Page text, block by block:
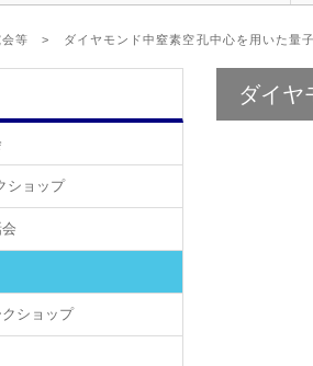
等 > ダイヤモンド中窒素空孔中心を用いた量
ショップ
ショップ
ダイヤ